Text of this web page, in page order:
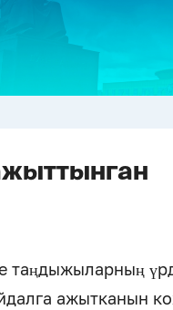
таңдыжыларның
ажытканын